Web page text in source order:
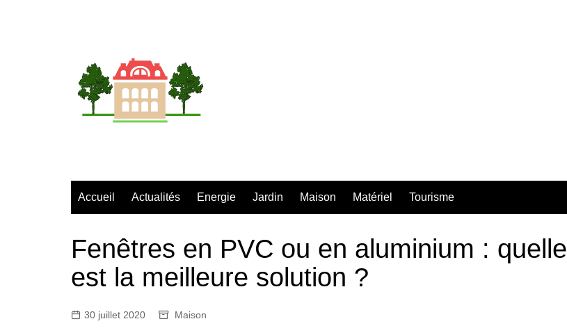
Accueil Actualités Energie Jardin Maison Matériel Tourisme
Fenêtres en PVC ou en aluminium : quelle
est la meilleure solution ?
30 juillet 2020 Maison